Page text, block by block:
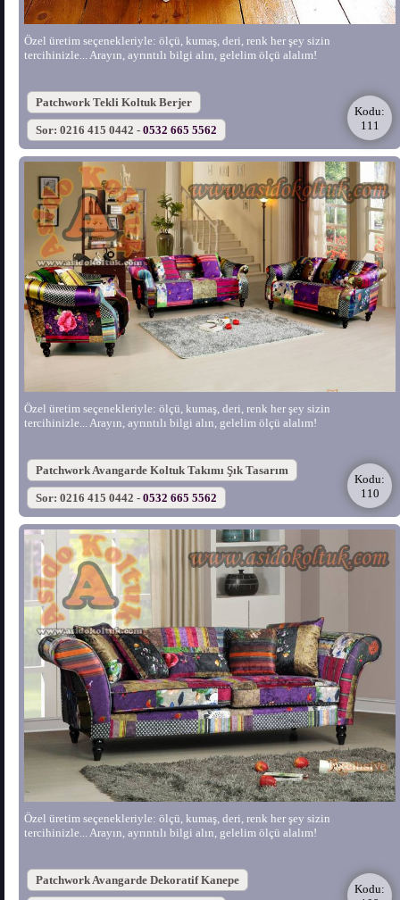
Özel üretim seçenekleriyle: ölçü, kumaş, deri, renk her şey sizin
tercihinizle... Arayın, ayrıntılı bilgi alın, gelelim ölçü alalım!
Patchwork Tekli Koltuk Berjer
Kodu:
111
Sor: 0216 415 0442 - 0532 665 5562
Özel üretim seçenekleriyle: ölçü, kumaş, deri, renk her şey sizin
tercihinizle... Arayın, ayrıntılı bilgi alın, gelelim ölçü alalım!
Patchwork Avangarde Koltuk Takımı Şık Tasarım
Kodu:
110
Sor: 0216 415 0442 - 0532 665 5562
Özel üretim seçenekleriyle: ölçü, kumaş, deri, renk her şey sizin
tercihinizle... Arayın, ayrıntılı bilgi alın, gelelim ölçü alalım!
Patchwork Avangarde Dekoratif Kanepe
Kodu: